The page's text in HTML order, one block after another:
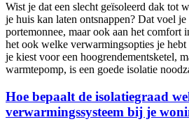
Wist je dat een slecht geïsoleerd dak tot
je huis kan laten ontsnappen? Dat voel
portemonnee, maar ook aan het comfort
het ook welke verwarmingsopties je
je kiest voor een hoogrendementsketel,
warmtepomp, is een goede isolatie
Hoe bepaalt de isolatiegraad
verwarmingssysteem bij je